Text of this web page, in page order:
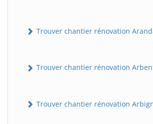
Trouver chantier rénovation
Trouver chantier rénovation
Trouver chantier rénovation